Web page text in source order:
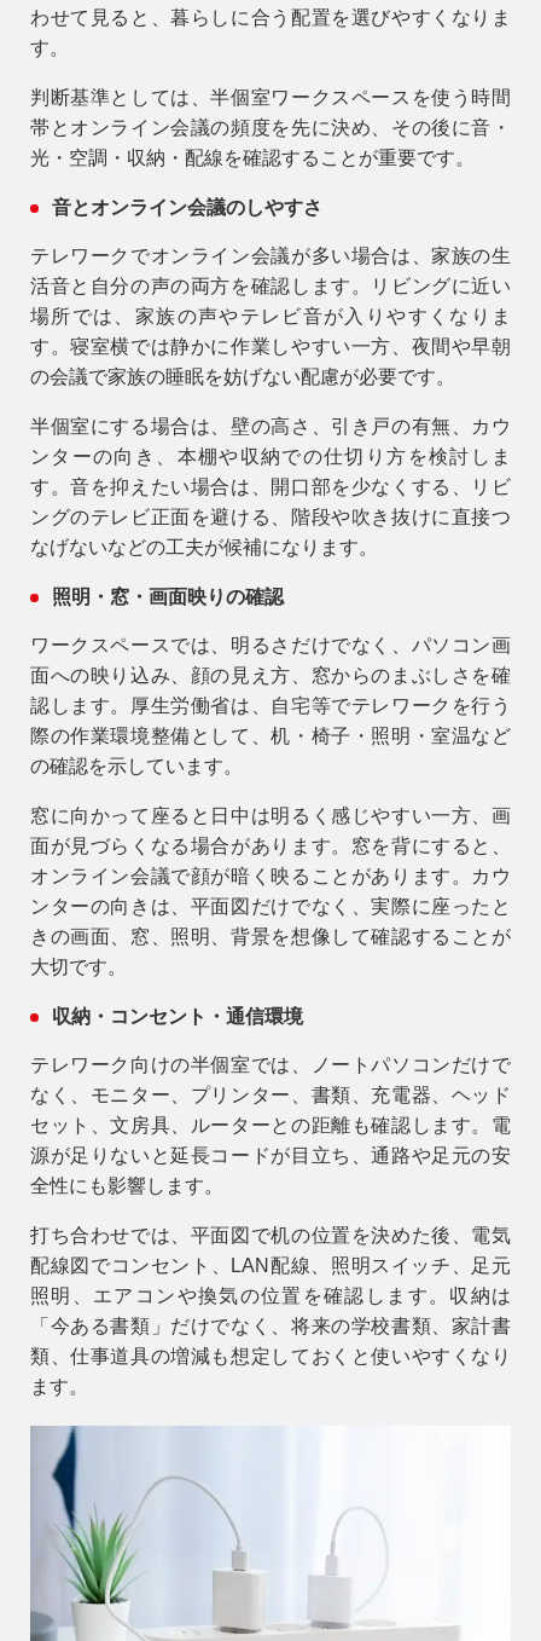
わせて見ると、暮らしに合う配置を選びやすくなりま
す。
判断基準としては、半個室ワークスペースを使う時間
帯とオンライン会議の頻度を先に決め、その後に音・
光・空調・収納・配線を確認することが重要です。
音とオンライン会議のしやすさ
テレワークでオンライン会議が多い場合は、家族の生
活音と自分の声の両方を確認します。リビングに近い
場所では、家族の声やテレビ音が入りやすくなりま
す。寝室横では静かに作業しやすい一方、夜間や早朝
の会議で家族の睡眠を妨げない配慮が必要です。
半個室にする場合は、壁の高さ、引き戸の有無、カウ
ンターの向き、本棚や収納での仕切り方を検討しま
す。音を抑えたい場合は、開口部を少なくする、リビ
ングのテレビ正面を避ける、階段や吹き抜けに直接つ
なげないなどの工夫が候補になります。
照明・窓・画面映りの確認
ワークスペースでは、明るさだけでなく、パソコン画
面への映り込み、顔の見え方、窓からのまぶしさを確
認します。厚生労働省は、自宅等でテレワークを行う
際の作業環境整備として、机・椅子・照明・室温など
の確認を示しています。
窓に向かって座ると日中は明るく感じやすい一方、画
面が見づらくなる場合があります。窓を背にすると、
オンライン会議で顔が暗く映ることがあります。カウ
ンターの向きは、平面図だけでなく、実際に座ったと
きの画面、窓、照明、背景を想像して確認することが
大切です。
収納・コンセント・通信環境
テレワーク向けの半個室では、ノートパソコンだけで
なく、モニター、プリンター、書類、充電器、ヘッド
セット、文房具、ルーターとの距離も確認します。電
源が足りないと延長コードが目立ち、通路や足元の安
全性にも影響します。
打ち合わせでは、平面図で机の位置を決めた後、電気
配線図でコンセント、LAN配線、照明スイッチ、足元
照明、エアコンや換気の位置を確認します。収納は
「今ある書類」だけでなく、将来の学校書類、家計書
類、仕事道具の増減も想定しておくと使いやすくなり
ます。